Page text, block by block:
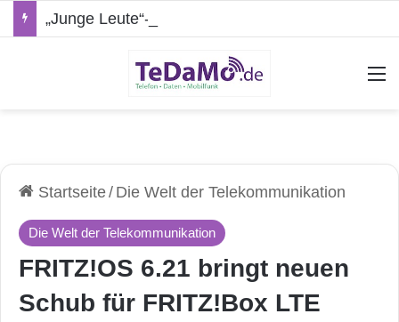
Startseite/ Die Welt der Telekommunikation
Die Welt der Telekommunikation
FRITZ!OS 6.21 bringt neuen
Schub für FRITZ!Box LTE